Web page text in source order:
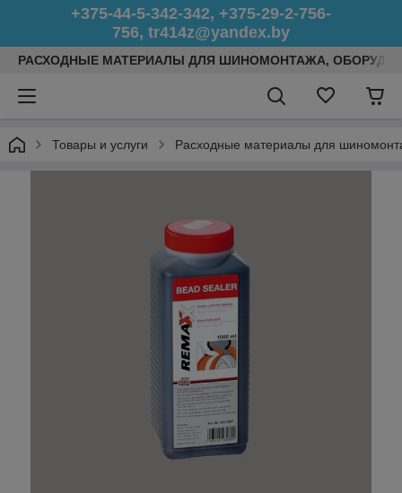
+375-44-5-342-342, +375-29-2-756-
756, tr414z@yandex.by
РАСХОДНЫЕ МАТЕРИАЛЫ ДЛЯ ШИНОМОНТАЖА,
Товары и услуги Расходные материалы для